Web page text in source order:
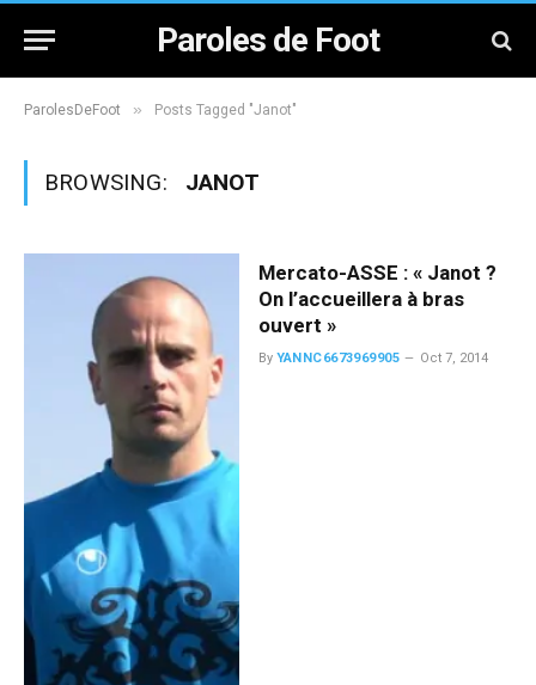
Paroles de Foot
ParolesDeFoot » Posts Tagged "Janot"
BROWSING: JANOT
Mercato-ASSE : « Janot ?
On l’accueillera à bras
ouvert »
By YANNC6673969905 Oct 7, 2014